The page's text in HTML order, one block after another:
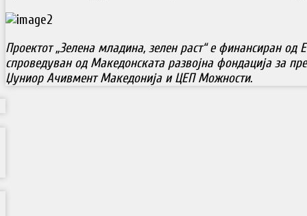
Проектот „Зелена младина, зелен раст“ е финансиран од
спроведуван од Македонската развојна фондација за
Џуниор Ачивмент Македонија и ЦЕП Можности.